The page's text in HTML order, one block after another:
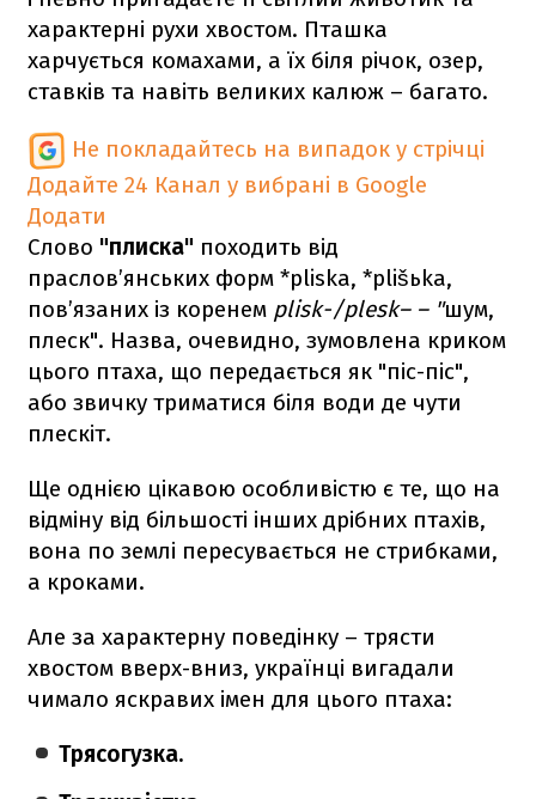
характерні рухи хвостом. Пташка
харчується комахами, а їх біля річок, озер,
ставків та навіть великих калюж – багато.
Не покладайтесь на випадок у стрічці
Додайте 24 Канал у вибрані в Google
Додати
Слово "плиска" походить від
праслов’янських форм *pliska, *plišьka,
пов’язаних із коренем plisk-/plesk– – "шум,
плеск". Назва, очевидно, зумовлена криком
цього птаха, що передається як "піс-піс",
або звичку триматися біля води де чути
плескіт.
Ще однією цікавою особливістю є те, що на
відміну від більшості інших дрібних птахів,
вона по землі пересувається не стрибками,
а кроками.
Але за характерну поведінку – трясти
хвостом вверх-вниз, українці вигадали
чимало яскравих імен для цього птаха:
Трясогузка.